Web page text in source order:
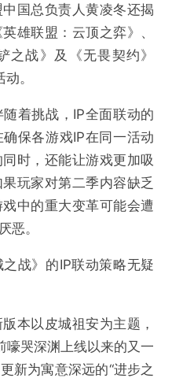
国总负责人黄凌冬还揭
雄联盟：云顶之弈》、
之战》及《无畏契约》
。
着挑战，IP全面联动的
保各游戏IP在同一活动
时，还能让游戏更加吸
玩家对第二季内容缺乏
中的重大变革可能会遭
恶。
战》的IP联动策略无疑
本以皮城祖安为主题，
嚎哭深渊上线以来的又一
新为寓意深远的“进步之